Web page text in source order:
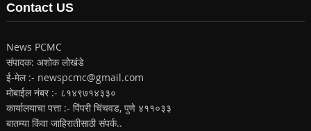
Contact US
News PCMC
संपादक: अशोक लोखंडे
ई-मेल :- newspcmc@gmail.com
मोबाईल नंबर :- ८१४९७१४३३०
कार्यालयाचा पत्ता :- पिंपरी चिंचवड, पुणे ४११०३३
बातम्या किंवा जाहिरातीसाठी संपर्क..